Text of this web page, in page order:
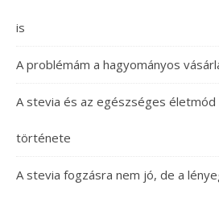
is
A problémám a hagyományos
A stevia és az egészséges életmód
története
A stevia fogzásra nem jó, de a